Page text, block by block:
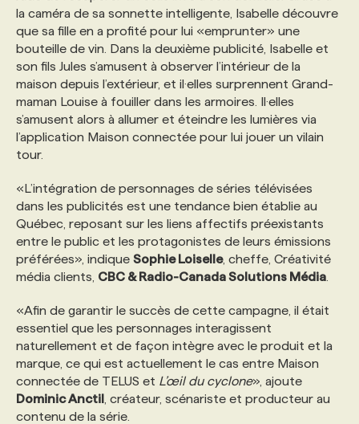
FAQ
ANNONCEZ AVEC NOUS
la caméra de sa sonnette intelligente, Isabelle découvre
que sa fille en a profité pour lui «emprunter» une
bouteille de vin. Dans la deuxième publicité, Isabelle et
son fils Jules s’amusent à observer l’intérieur de la
maison depuis l’extérieur, et il·elles surprennent Grand-
maman Louise à fouiller dans les armoires. Il·elles
s’amusent alors à allumer et éteindre les lumières via
l’application Maison connectée pour lui jouer un vilain
tour.
«L’intégration de personnages de séries télévisées
dans les publicités est une tendance bien établie au
Québec, reposant sur les liens affectifs préexistants
entre le public et les protagonistes de leurs émissions
préférées», indique Sophie Loiselle, cheffe, Créativité
média clients, CBC & Radio-Canada Solutions Média
«Afin de garantir le succès de cette campagne, il était
essentiel que les personnages interagissent
naturellement et de façon intègre avec le produit et la
marque, ce qui est actuellement le cas entre Maison
connectée de TELUS et L’œil du cyclone», ajoute
Dominic Anctil , créateur, scénariste et producteur au
contenu de la série.